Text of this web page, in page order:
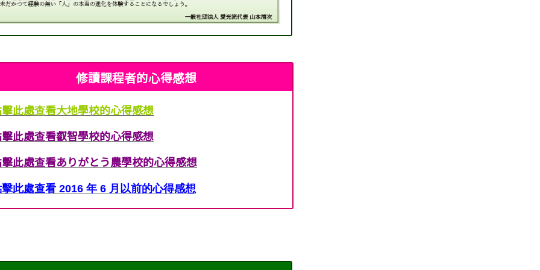
修讀課程者的心得感想
此處查看大地學校的心得感想
此處查看叡智學校的心得感想
此處查看ありがとう農學校的心得感想
此處查看 2016 年 6 月以前的心得感想